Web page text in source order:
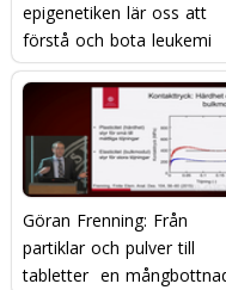
epigenetiken lär oss att
förstå och bota leukemi
Göran Frenning: Från
partiklar och pulver till
tabletter  en